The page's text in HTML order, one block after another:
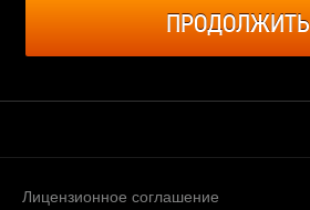
ПРОДОЛЖИТЬ
Лицензионное соглашение